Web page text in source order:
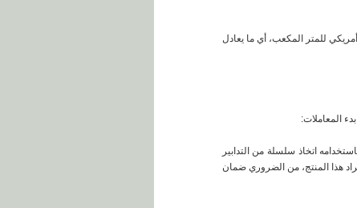
وقد بلغ متوسط ​​سعر تصدير الكحول الصناعي البرازيلي، الذي يقارب 500 مليون لتر سنويًا، حوالي 200 دولار أمريكي للمتر المكعب، أي ما يعادل
المعاملات:
اتخاذ سلسلة من التدابير
هذا المنتج، من الضروري ضمان